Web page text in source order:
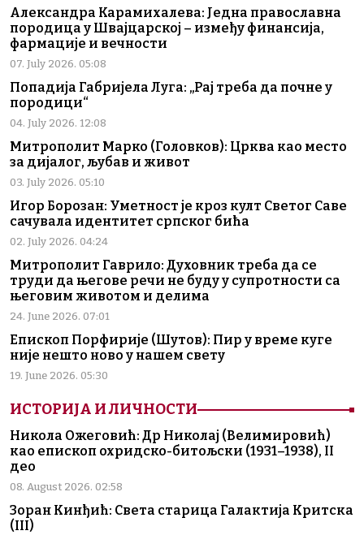
Александра Карамихалева: Једна православна
породица у Швајцарској – између финансија,
фармације и вечности
07. July 2026. 05:08
Попадија Габријела Луга: „Рај треба да почне у
породици“
04. July 2026. 12:08
Митрополит Марко (Головков): Црква као место
за дијалог, љубав и живот
03. July 2026. 05:10
Игор Борозан: Уметност је кроз култ Светог Саве
сачувала идентитет српског бића
02. July 2026. 04:24
Митрополит Гаврило: Духовник треба да се
труди да његове речи не буду у супротности са
његовим животом и делима
24. June 2026. 07:01
Епископ Порфирије (Шутов): Пир у време куге
није нешто ново у нашем свету
19. June 2026. 05:30
ИСТОРИЈА И ЛИЧНОСТИ
Никола Ожеговић: Др Николај (Велимировић)
као епископ охридско-битољски (1931–1938), II
део
08. August 2026. 02:58
Зоран Кинђић: Света старица Галактија Критска
(III)